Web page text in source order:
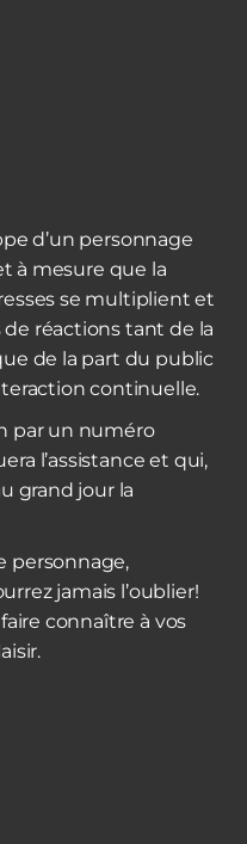
d’un personnage
à mesure que la
se multiplient et
réactions tant de la
de la part du public
continuelle.
par un numéro
l’assistance et qui,
grand jour la
personnage,
jamais l’oublier!
connaître à vos